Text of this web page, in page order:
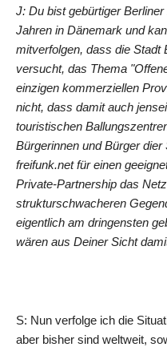
J: Du bist gebürtiger
Jahren in Dänemark und
mitverfolgen, dass die Stadt
versucht, das Thema
einzigen kommerziellen
nicht, dass damit auch
touristischen
Bürgerinnen und Bürger
freifunk.net für einen
Private-Partnership das
strukturschwacheren
eigentlich am dringensten
wären aus Deiner Sicht
S: Nun verfolge ich die
aber bisher sind weltweit,